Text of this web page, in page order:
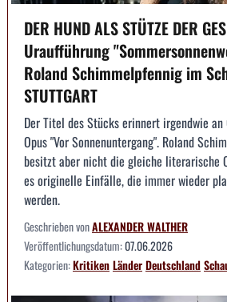
DER HUND ALS STÜTZE DER
Uraufführung
Roland Schimmelpfennig im
STUTTGART
Der Titel des Stücks erinnert irgendwie an
Opus "Vor Sonnenuntergang". Roland
besitzt aber nicht die gleiche literarische
es originelle Einfälle, die immer wieder
werden.
Geschrieben vonALEXANDER WALTHER
Veröffentlichungsdatum:07.06.2026
Kategorien:KritikenLänderDeutschland